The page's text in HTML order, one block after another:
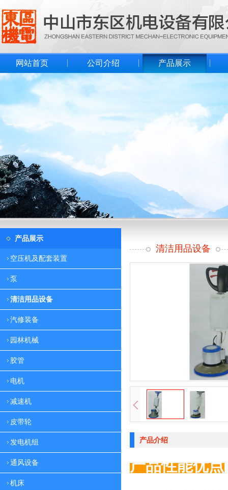
网站首页 公司介绍 产品展示
产品展示
空压机及配套装置
泵
清洁用品设备
汽修装备
园林机械
胶管
电机
减速机
皮带轮
发电机组
通风设备
机床
清洁用品设备
产品介绍
产品性能优点